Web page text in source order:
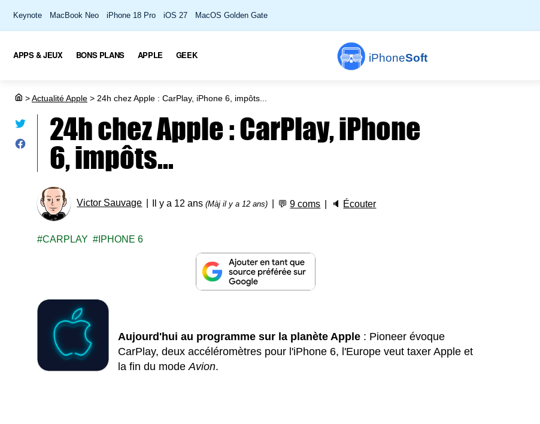
Keynote MacBook Neo iPhone 18 Pro iOS 27 MacOS Golden Gate
iPhoneSoft
APPS & JEUX BONS PLANS APPLE GEEK
>Actualité Apple > 24h chez Apple : CarPlay, iPhone 6, impôts...
24h chez Apple : CarPlay, iPhone
6, impôts...
Victor Sauvage Il y a 12 ans(Màj il y a 12 ans) 💬9 coms 🔈 Écouter
CARPLAY IPHONE 6
Aujourd'hui au programme sur la planète Apple : Pioneer évoque
CarPlay, deux accéléromètres pour l'iPhone 6, l'Europe veut taxer Apple et
la fin du modeAvion.